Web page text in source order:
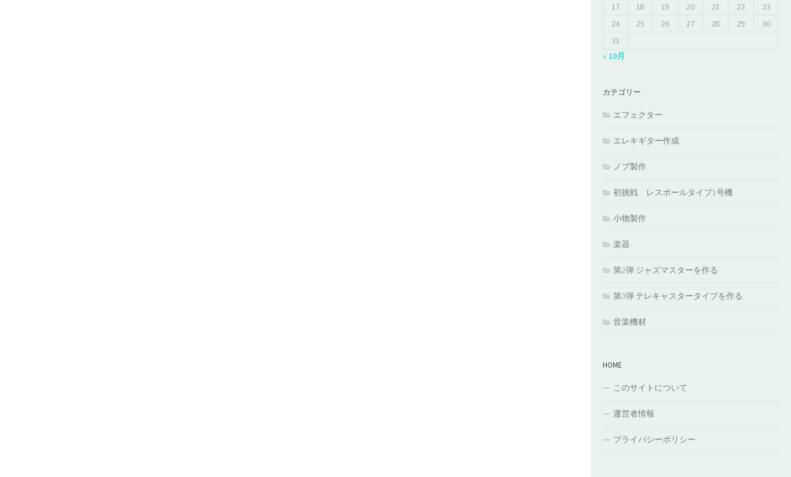
17
18 19 20 21 22
23
24
25 26 27 28 29
30
31
« 10月
カテゴリー
エフェクター
エレキギター作成
ノブ製作
初挑戦 レスポールタイプ1号機
小物製作
楽器
第2弾 ジャズマスターを作る
第3弾 テレキャスタータイプを作る
音楽機材
HOME
このサイトについて
運営者情報
プライバシーポリシー